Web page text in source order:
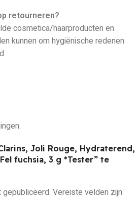
retourneren?
cosmetica/haarproducten en
kunnen om hygiënische redenen
Joli Rouge, Hydraterend,
fuchsia, 3 g *Tester” te
Vereiste velden zijn